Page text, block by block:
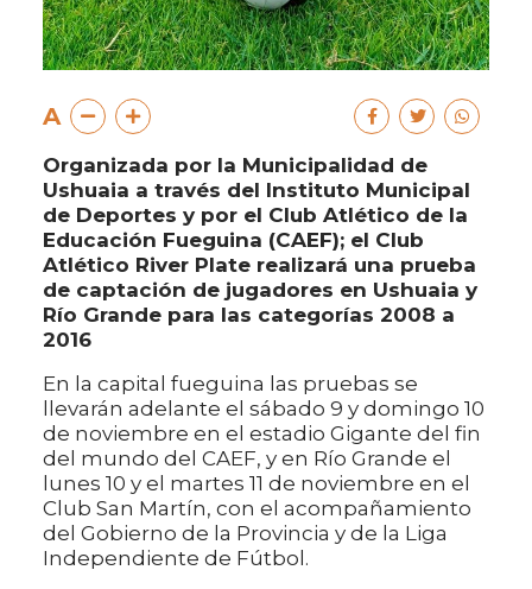
A
Organizada por la Municipalidad de
Ushuaia a través del Instituto Municipal
de Deportes y por el Club Atlético de la
Educación Fueguina (CAEF); el Club
Atlético River Plate realizará una prueba
de captación de jugadores en Ushuaia y
Río Grande para las categorías 2008 a
2016
En la capital fueguina las pruebas se
llevarán adelante el sábado 9 y domingo 10
de noviembre en el estadio Gigante del fin
del mundo del CAEF, y en Río Grande el
lunes 10 y el martes 11 de noviembre en el
Club San Martín, con el acompañamiento
del Gobierno de la Provincia y de la Liga
Independiente de Fútbol.